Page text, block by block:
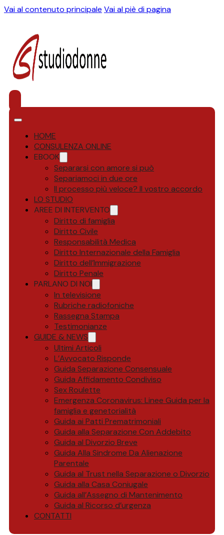
Vai al contenuto principale Vai al piè di pagina
HOME
CONSULENZA ONLINE
EBOOK
Separarsi con amore si può
Separiamoci in due ore
Il processo più veloce? Il vostro accordo
LO STUDIO
AREE DI INTERVENTO
Diritto di famiglia
Diritto Civile
Responsabilità Medica
Diritto Internazionale della Famiglia
Diritto dell’Immigrazione
Diritto Penale
PARLANO DI NOI
In televisione
Rubriche radiofoniche
Rassegna Stampa
Testimonianze
GUIDE & NEWS
Ultimi Articoli
L’Avvocato Risponde
Guida Separazione Consensuale
Guida Affidamento Condiviso
Sex Roulette
Emergenza Coronavirus: Linee Guida per la
famiglia e genetorialità
Guida ai Patti Prematrimoniali
Guida alla Separazione Con Addebito
Guida al Divorzio Breve
Guida Alla Sindrome Da Alienazione
Parentale
Guida al Trust nella Separazione o Divorzio
Guida alla Casa Coniugale
Guida all’Assegno di Mantenimento
Guida al Ricorso d’urgenza
CONTATTI